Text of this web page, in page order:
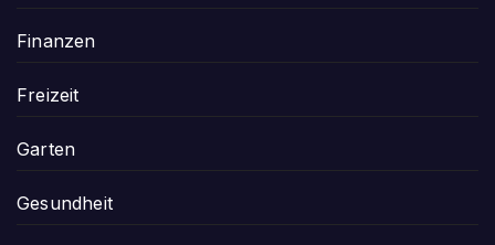
Finanzen
Freizeit
Garten
Gesundheit